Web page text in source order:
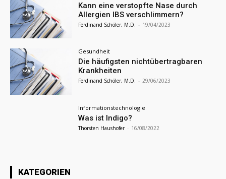
Kann eine verstopfte Nase durch
Allergien IBS verschlimmern?
Ferdinand Schöler, M.D. - 19/04/2023
Gesundheit
Die häufigsten nichtübertragbaren
Krankheiten
Ferdinand Schöler, M.D. - 29/06/2023
Informationstechnologie
Was ist Indigo?
Thorsten Haushofer - 16/08/2022
KATEGORIEN